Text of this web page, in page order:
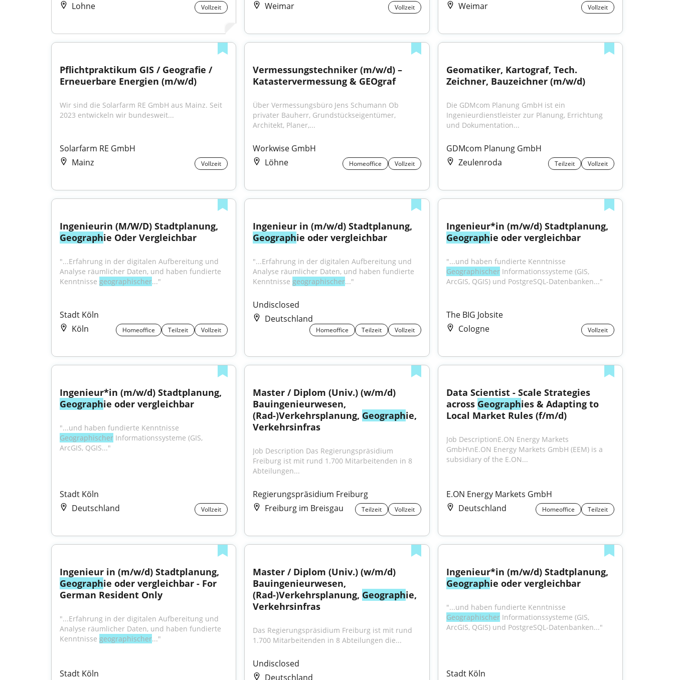
Lohne
Vollzeit
Weimar
Vollzeit
Weimar
Vollzeit
Pflichtpraktikum GIS / Geografie /
Erneuerbare Energien (m/w/d)
Wir sind die Solarfarm RE GmbH aus Mainz. Seit
2023 entwickeln wir bundesweit...
Solarfarm RE GmbH
Mainz
Vollzeit
Vermessungstechniker (m/w/d) –
Katastervermessung & GEOgraf
Über Vermessungsbüro Jens Schumann Ob
privater Bauherr, Grundstückseigentümer,
Architekt, Planer,...
Workwise GmbH
Löhne
Homeoffice Vollzeit
Geomatiker, Kartograf, Tech.
Zeichner, Bauzeichner (m/w/d)
Die GDMcom Planung GmbH ist ein
Ingenieurdienstleister zur Planung, Errichtung
und Dokumentation...
GDMcom Planung GmbH
Zeulenroda
Teilzeit Vollzeit
Geographie Oder Vergleichbar
"...Erfahrung in der digitalen Aufbereitung und
Analyse räumlicher Daten, und haben fundierte
Kenntnisse geographischer..."
Stadt Köln
Köln
Homeoffice Teilzeit Vollzeit
Geographie oder vergleichbar
"...Erfahrung in der digitalen Aufbereitung und
Analyse räumlicher Daten, und haben fundierte
Kenntnisse geographischer..."
Undisclosed
Deutschland
Homeoffice Teilzeit Vollzeit
Geographie oder vergleichbar
Geographischer Informationssysteme (GIS,
ArcGIS, QGIS) und PostgreSQL-Datenbanken..."
The BIG Jobsite
Cologne
Vollzeit
Geographie oder vergleichbar
Geographischer Informationssysteme (GIS,
ArcGIS, QGIS..."
Stadt Köln
Deutschland
Vollzeit
Master / Diplom (Univ.) (w/m/d)
Bauingenieurwesen,
(Rad-)Verkehrsplanung, Geographie,
Verkehrsinfras
Job Description Das Regierungspräsidium
Freiburg ist mit rund 1.700 Mitarbeitenden in 8
Abteilungen...
Regierungspräsidium Freiburg
Freiburg im Breisgau
Teilzeit Vollzeit
Data Scientist - Scale Strategies
across Geographies & Adapting to
Local Market Rules (f/m/d)
Job DescriptionE.ON Energy Markets
GmbH\nE.ON Energy Markets GmbH (EEM) is a
subsidiary of the E.ON...
E.ON Energy Markets GmbH
Deutschland
Homeoffice Teilzeit
Geographie oder vergleichbar - For
German Resident Only
"...Erfahrung in der digitalen Aufbereitung und
Analyse räumlicher Daten, und haben fundierte
Kenntnisse geographischer..."
Stadt Köln
Master / Diplom (Univ.) (w/m/d)
Bauingenieurwesen,
(Rad-)Verkehrsplanung, Geographie,
Verkehrsinfras
Das Regierungspräsidium Freiburg ist mit rund
1.700 Mitarbeitenden in 8 Abteilungen die...
Undisclosed
Deutschland
Geographie oder vergleichbar
Geographischer Informationssysteme (GIS,
ArcGIS, QGIS) und PostgreSQL-Datenbanken..."
Stadt Köln